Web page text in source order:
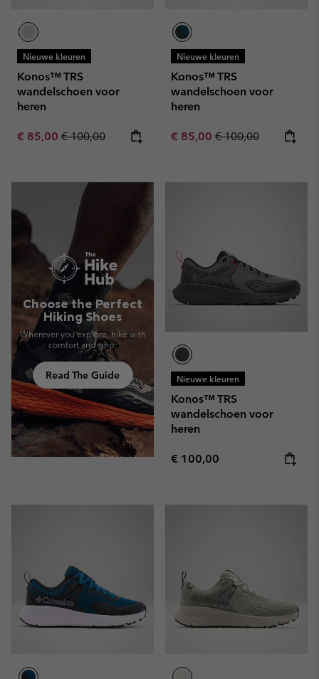
Nieuwe kleuren
Konos™ TRS
wandelschoen voor
heren
Sale price:
€ 85,00 Regular price:
€ 100,00
Nieuwe kleuren
Konos™ TRS
wandelschoen voor
heren
Sale price:
€ 85,00 Regular price:
€ 100,00
Choose the Perfect
Hiking Shoes
Wherever you explore, hike with
comfort and grip.
Read The Guide Nieuwe kleuren
Konos™ TRS
wandelschoen voor
heren
Regular price:
€ 100,00